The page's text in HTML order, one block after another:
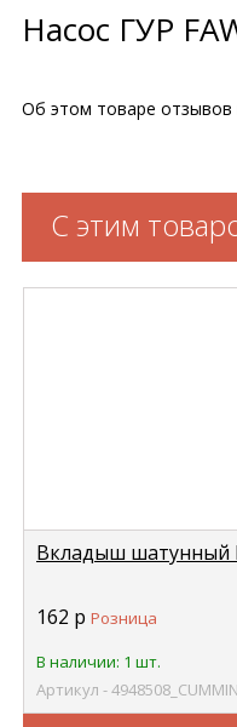
Насос ГУР
Об этом товаре отзывов
С этим
Вкладыш шатунный
162 р Розница
В наличии: 1 шт.
Артикул -